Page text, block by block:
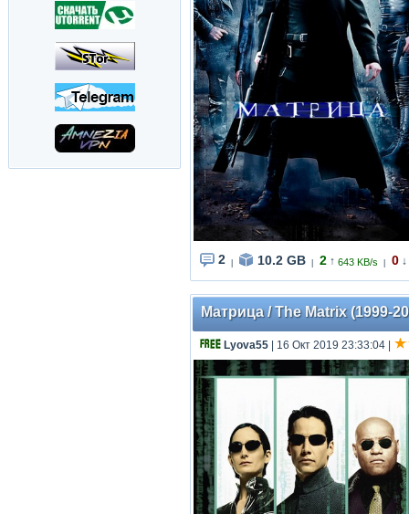
2 10.2 GB 2 ↑ 643 KB/s 0 ↓
Матрица / The Matrix (1999-
Lyova55 | 16 Окт 2019 23:33:04